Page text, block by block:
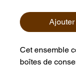
Cet ensemble
boîtes de